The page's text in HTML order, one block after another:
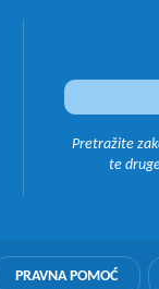
Pretražite
te
PRAVNA POMOĆ